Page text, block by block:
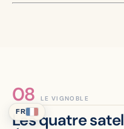
LE VIGNOBLE
Les quatre
FR